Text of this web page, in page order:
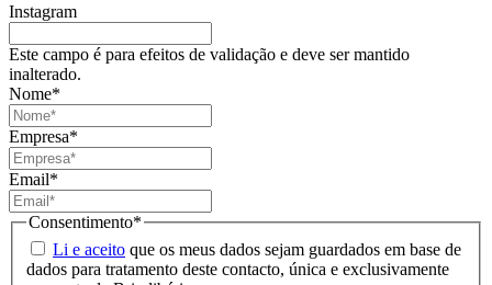
Instagram
Este campo é para efeitos de validação e deve ser mantido
inalterado.
Nome*
Empresa*
Email*
Consentimento*
Li e aceito que os meus dados sejam guardados em base de
dados para tratamento deste contacto, única e exclusivamente